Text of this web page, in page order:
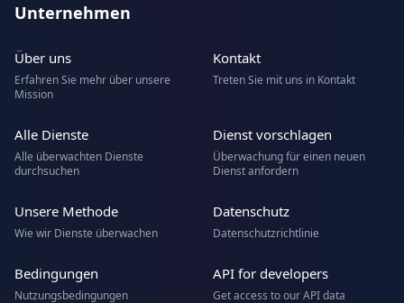
Unternehmen
Über uns
Erfahren Sie mehr über unsere
Mission
Kontakt
Treten Sie mit uns in Kontakt
Alle Dienste
Alle überwachten Dienste
durchsuchen
Dienst vorschlagen
Überwachung für einen neuen
Dienst anfordern
Unsere Methode
Wie wir Dienste überwachen
Datenschutz
Datenschutzrichtlinie
Bedingungen
Nutzungsbedingungen
API for developers
Get access to our API data